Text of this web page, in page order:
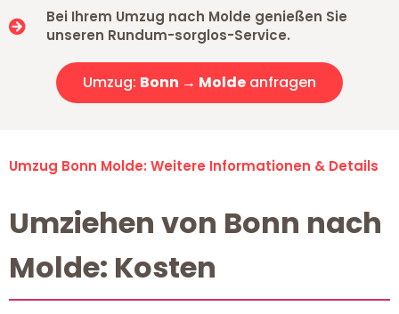
Bei Ihrem Umzug nach Molde genießen Sie
unseren Rundum-sorglos-Service.
Umzug: Bonn → Molde anfragen
Umzug Bonn Molde: Weitere Informationen & Details
Umziehen von Bonn nach
Molde: Kosten